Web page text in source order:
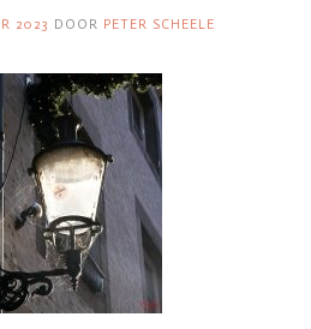
2023 DOOR PETER SCHEELE